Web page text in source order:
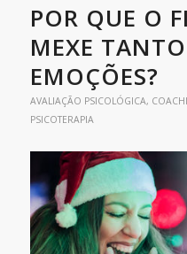
POR QUE O
MEXE
EMOÇÕES?
AVALIAÇÃO PSICOLÓGICA,
PSICOTERAPIA